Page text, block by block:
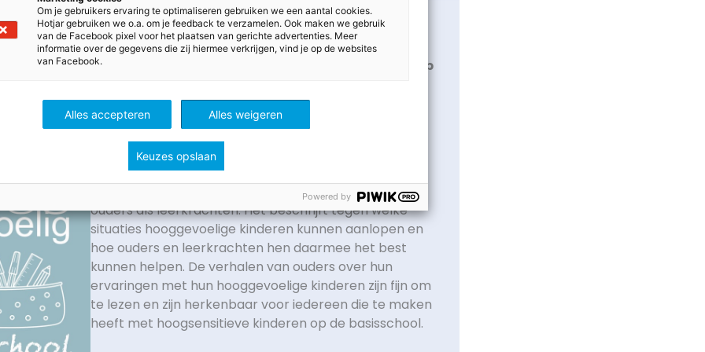
op school
Media
Dit boek gaat over hooggevoelige of
hoogsensitieve kinderen. Door hun gevoeligheid
hebben hooggevoelige kinderen het soms lastig op
kinderen zonder hooggevoeligheid.
Hoogsensitieve kinderen hebben zogezegd geen filter.
Daardoor ervaren ze de wereld om zich heen heel
heftig en prikkels van buitenaf komen harder binnen.
Dit boek biedt praktische handreikingen aan zowel
ouders als leerkrachten. Het beschrijft tegen welke
situaties hooggevoelige kinderen kunnen aanlopen en
hoe ouders en leerkrachten hen daarmee het best
kunnen helpen. De verhalen van ouders over hun
ervaringen met hun hooggevoelige kinderen zijn fijn om
te lezen en zijn herkenbaar voor iedereen die te maken
heeft met hoogsensitieve kinderen op de basisschool.
Om je gebruikers ervaring te optimaliseren gebruiken we een aantal cookies.
Hotjar gebruiken we o.a. om je feedback te verzamelen. Ook maken we gebruik
van de Facebook pixel voor het plaatsen van gerichte advertenties. Meer
informatie over de gegevens die zij hiermee verkrijgen, vind je op de websites
van Facebook.
Alles accepteren Alles weigeren
Keuzes opslaan
Powered by